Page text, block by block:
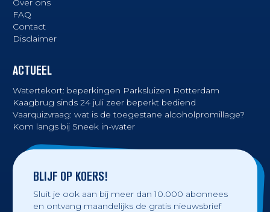
Over ons
FAQ
Contact
Disclaimer
ACTUEEL
Watertekort: beperkingen Parksluizen Rotterdam
Kaagbrug sinds 24 juli zeer beperkt bediend
Vaarquizvraag: wat is de toegestane alcoholpromillage?
Kom langs bij Sneek in-water
BLIJF OP KOERS!
Sluit je ook aan bij meer dan 10.000 abonnees
en ontvang maandelijks de gratis nieuwsbrief